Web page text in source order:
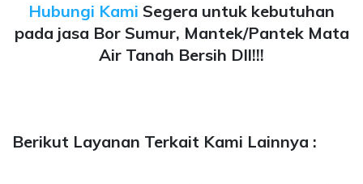
Hubungi Kami Segera untuk kebutuhan
pada jasa Bor Sumur, Mantek/Pantek Mata
Air Tanah Bersih Dll!!!
Berikut Layanan Terkait Kami Lainnya :